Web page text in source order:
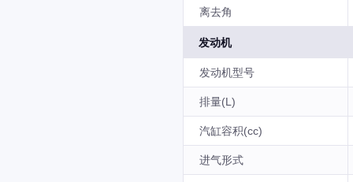
离去角
发动机
发动机型号
排量(L)
汽缸容积(cc)
进气形式